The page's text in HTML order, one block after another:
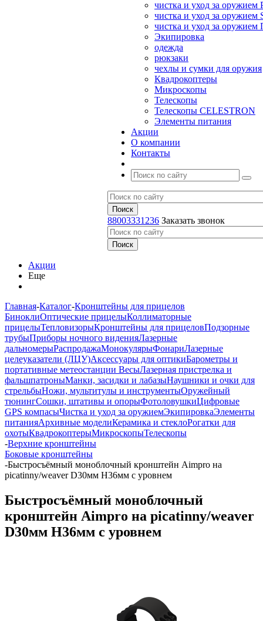
чистка и уход за оружием
чистка и уход за оружием
чистка и уход за
Экипировка
одежда
рюкзаки
чехлы и сумки для оружия
Квадрокоптеры
Микроскопы
Телескопы
Телескопы CELESTRON
Элементы питания
Акции
О компании
Контакты
88003331236 Заказать звонок
Акции
Еще
Главная-Каталог-Кронштейны для прицелов
БиноклиОптические прицелыКоллиматорные
прицелыТепловизорыКронштейны для прицеловПодзорные
трубыПриборы ночного виденияЛазерные
дальномерыРаспродажаМонокулярыФонариЛазерные
целеуказатели (ЛЦУ)Аксессуары для оптикиБарометры и
портативные метеостанции ВесыЛазерная пристрелка и
фальшпатроныМанки, засидки и лабазыНаушники и очки для
стрельбыНожи, мультитулы и инструментыОружейный
тюнингСошки, штативы и опорыФотоловушкиЦифровые
GPS компасыЧистка и уход за оружиемЭкипировкаЭлементы
питанияАрхивные моделиКерамика и стеклоРогатки для
охотыКвадрокоптерыМикроскопыТелескопы
-Верхние кронштейны
Боковые кронштейны
-Быстросъёмный моноблочный кронштейн Aimpro на
picatinny/weaver D30мм H36мм с уровнем
Быстросъёмный моноблочный
кронштейн Aimpro на picatinny/weaver
D30мм H36мм с уровнем